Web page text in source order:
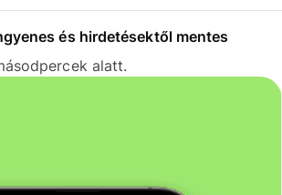
és hirdetésektől mentes
alatt.